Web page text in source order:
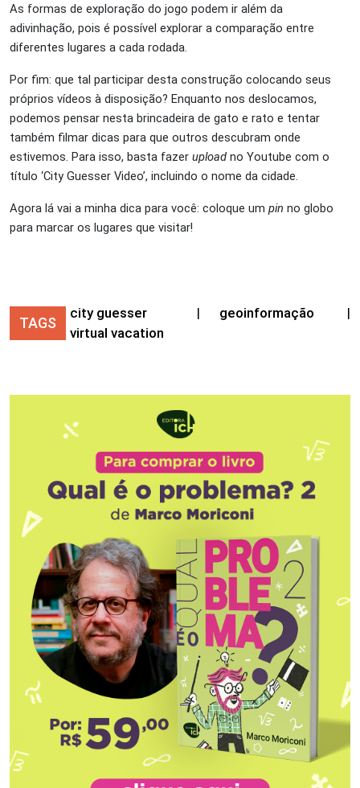
As formas de exploração do jogo podem ir além da
adivinhação, pois é possível explorar a comparação entre
diferentes lugares a cada rodada.
Por fim: que tal participar desta construção colocando seus
próprios vídeos à disposição? Enquanto nos deslocamos,
podemos pensar nesta brincadeira de gato e rato e tentar
também filmar dicas para que outros descubram onde
estivemos. Para isso, basta fazer upload no Youtube com o
título ‘City Guesser Video’, incluindo o nome da cidade.
Agora lá vai a minha dica para você: coloque um pin no globo
para marcar os lugares que visitar!
TAGS
city guesser | geoinformação
|
virtual vacation